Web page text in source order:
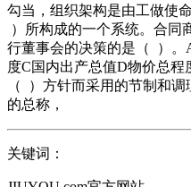
勾当，组织架构是由工做使
）所构成的一个系统。合同
行董事会的决策的是（ ）。
度C国内出产总值D物价总
（ ）方针而采用的节制和
的总称，
关键词：